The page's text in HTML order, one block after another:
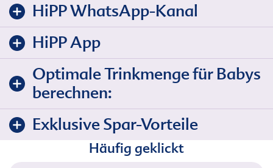
HiPP WhatsApp-Kanal
HiPP App
Optimale Trinkmenge für Babys
berechnen:
Exklusive Spar-Vorteile
Häufig geklickt